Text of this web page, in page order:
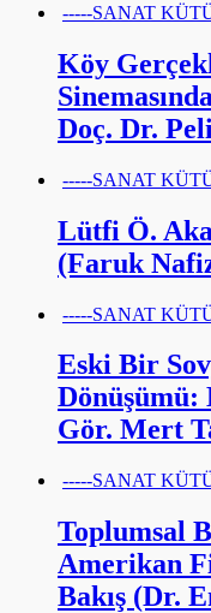
-----SANAT
Köy
Doç. Dr.
-----SANAT
Lütfi Ö.
(Faruk
-----SANAT
Eski Bir
Dönüşümü:
Gör. Mert
-----SANAT
Toplumsal
Amerikan
Bakış (Dr.